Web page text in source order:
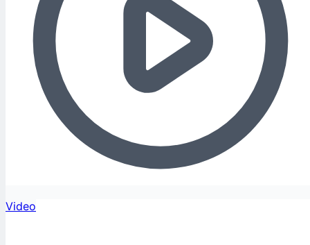
Video